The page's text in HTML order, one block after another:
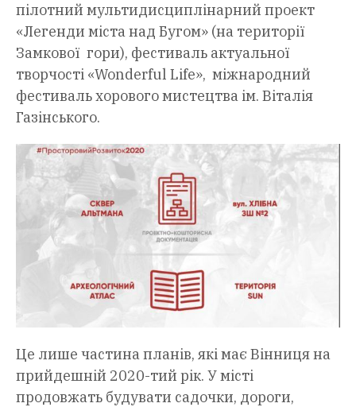
пілотний мультидисциплінарний проект
«Легенди міста над Бугом» (на території
Замкової гори), фестиваль актуальної
творчості «Wonderful Life», міжнародний
фестиваль хорового мистецтва ім. Віталія
Газінського.
Це лише частина планів, які має Вінниця на
прийдешній 2020-тий рік. У місті
продовжать будувати садочки, дороги,